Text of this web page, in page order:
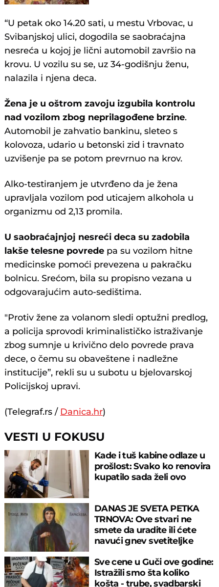
“U petak oko 14.20 sati, u mestu Vrbovac, u
Svibanjskoj ulici, dogodila se saobraćajna
nesreća u kojoj je lični automobil završio na
krovu. U vozilu su se, uz 34-godišnju ženu,
nalazila i njena deca.
Žena je u oštrom zavoju izgubila kontrolu
nad vozilom zbog neprilagođene brzine.
Automobil je zahvatio bankinu, sleteo s
kolovoza, udario u betonski zid i travnato
uzvišenje pa se potom prevrnuo na krov.
Alko-testiranjem je utvrđeno da je žena
upravljala vozilom pod uticajem alkohola u
organizmu od 2,13 promila.
U saobraćajnjoj nesreći deca su zadobila
lakše telesne povrede pa su vozilom hitne
medicinske pomoći prevezena u pakračku
bolnicu. Srećom, bila su propisno vezana u
odgovarajućim auto-sedištima.
"Protiv žene za volanom sledi optužni predlog,
a policija sprovodi kriminalističko istraživanje
zbog sumnje u krivično delo povrede prava
dece, o čemu su obaveštene i nadležne
institucije”, rekli su u subotu u bjelovarskoj
Policijskoj upravi.
(Telegraf.rs / Danica.hr)
VESTI U FOKUSU
Kade i tuš kabine odlaze u
prošlost: Svako ko renovira
kupatilo sada želi ovo
DANAS JE SVETA PETKA
TRNOVA: Ove stvari ne
smete da uradite ili ćete
navući gnev svetiteljke
Sve cene u Guči ove godine:
Istražili smo šta koliko
košta - trube, svadbarski